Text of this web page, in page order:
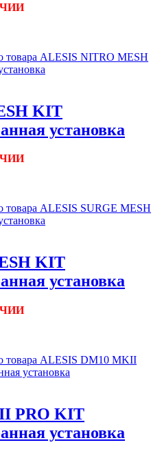
KIT
установка
KIT
установка
PRO KIT
установка